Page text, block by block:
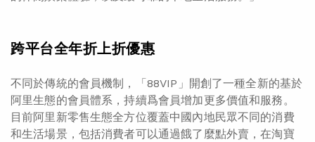
跨平台全年折上折優惠
不同於傳統的會員機制，「88VIP」開創了一種全新的基於
阿里生態的會員體系，持續爲會員增加更多價值和服務。
目前阿里新零售生態全方位覆蓋中國內地民眾不同的消費
和生活場景，包括消費者可以通過餓了麼點外賣，在淘寶